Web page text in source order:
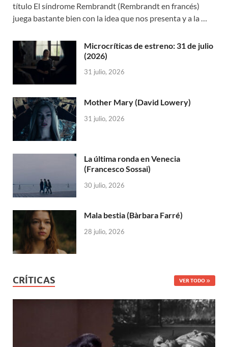
título El síndrome Rembrandt (Rembrandt en francés)
juega bastante bien con la idea que nos presenta y a la …
Microcríticas de estreno: 31 de julio
(2026)
31 julio, 2026
Mother Mary (David Lowery)
31 julio, 2026
La última ronda en Venecia
(Francesco Sossai)
30 julio, 2026
Mala bestia (Bàrbara Farré)
28 julio, 2026
CRÍTICAS VER TODO